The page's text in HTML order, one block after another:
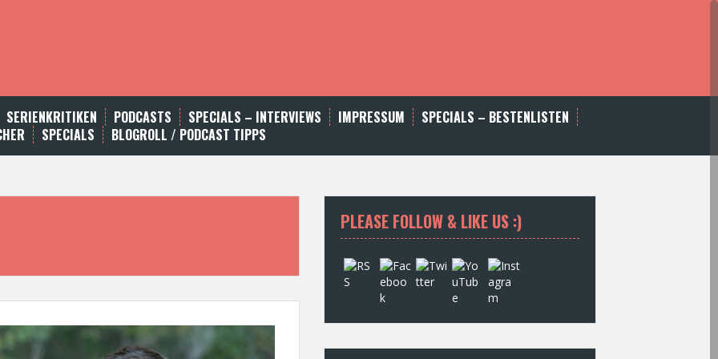
SERIENKRITIKEN PODCASTS SPECIALS – INTERVIEWS IMPRESSUM
SPECIALS – BESTENLISTEN
SPECIALS BLOGROLL / PODCAST TIPPS
PLEASE FOLLOW & LIKE US :)